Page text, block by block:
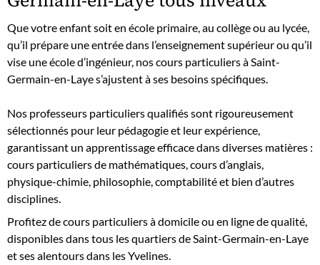
Que votre enfant soit en école primaire, au collège ou au lycée,
qu’il prépare une entrée dans l’enseignement supérieur ou qu’il
vise une école d’ingénieur, nos cours particuliers à Saint-
Germain-en-Laye s’ajustent à ses besoins spécifiques.
Nos professeurs particuliers qualifiés sont rigoureusement
sélectionnés pour leur pédagogie et leur expérience,
garantissant un apprentissage efficace dans diverses matières :
cours particuliers de mathématiques, cours d’anglais,
physique-chimie, philosophie, comptabilité et bien d’autres
disciplines.
Profitez de cours particuliers à domicile ou en ligne de qualité,
disponibles dans tous les quartiers de Saint-Germain-en-Laye
et ses alentours dans les Yvelines.